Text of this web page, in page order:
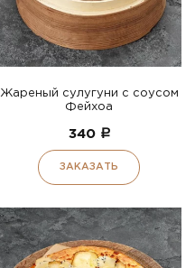
Жареный сулугуни с соусом
Фейхоа
340 a
ЗАКАЗАТЬ